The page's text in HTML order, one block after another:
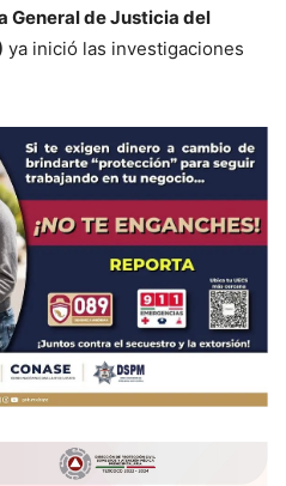
General de Justicia del
ya inició las investigaciones